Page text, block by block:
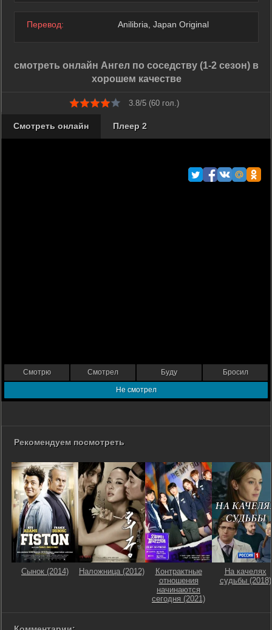
Перевод: Anilibria, Japan Original
смотреть онлайн Ангел по соседству (1-2 сезон) в
хорошем качестве
3.8/5 (60 гол.)
Смотреть онлайн Плеер 2
Смотрю Смотрел Буду Бросил
Не смотрел
Рекомендуем посмотреть
Сынок (2014) Наложница (2012)
Контрактные
отношения
начинаются
сегодня (2021)
На качелях
судьбы (2018)